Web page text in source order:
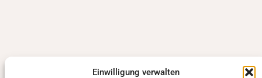
Einwilligung verwalten